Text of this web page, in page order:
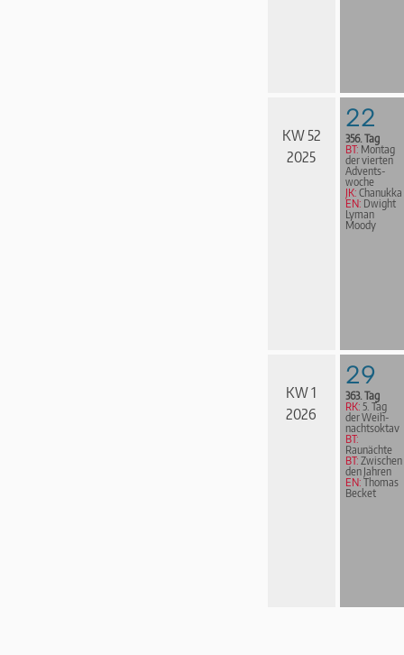
KW 52
2025
22
356. Tag
BT: Montag
der vierten
Advents­
woche
JK: Chanukka
EN: Dwight
Lyman
Moody
KW 1
2026
29
363. Tag
RK: 5. Tag
der Weih­
nachts­ok­tav
BT:
Raunächte
BT: Zwischen
den Jahren
EN: Thomas
Becket